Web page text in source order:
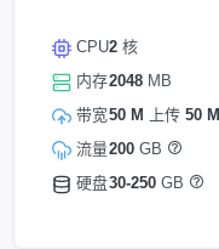
CPU
内存
带宽
流量
硬盘
2 核
2048 MB
50 M
上传 50 M
200 GB
30-250 GB